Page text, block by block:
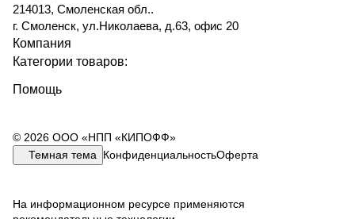
214013, Смоленская обл..
г. Смоленск, ул.Николаева, д.63, офис 20
Компания
Категории товаров:
Помощь
© 2026 ООО «НПП «КИПОФФ»
Темная тема
КонфиденциальностьОферта
На информационном ресурсе применяются